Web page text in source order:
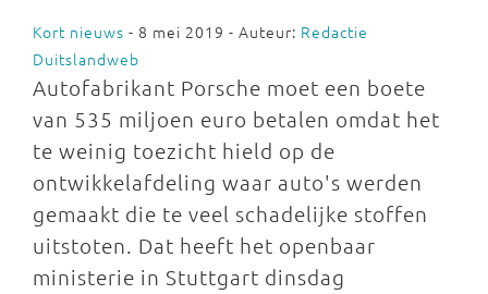
Kort nieuws - 8 mei 2019 - Auteur: Redactie
Duitslandweb
Autofabrikant Porsche moet een boete
van 535 miljoen euro betalen omdat het
te weinig toezicht hield op de
ontwikkelafdeling waar auto's werden
gemaakt die te veel schadelijke stoffen
uitstoten. Dat heeft het openbaar
ministerie in Stuttgart dinsdag